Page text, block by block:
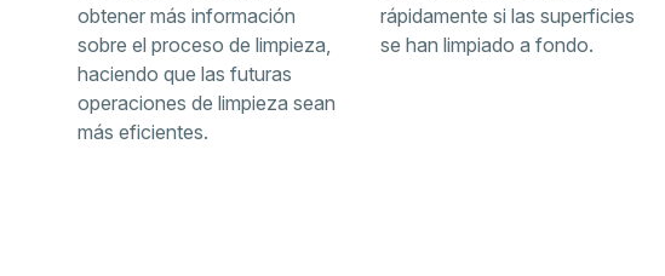
obtener más información
sobre el proceso de limpieza,
haciendo que las futuras
operaciones de limpieza sean
más eficientes.
rápidamente si las superficies
se han limpiado a fondo.